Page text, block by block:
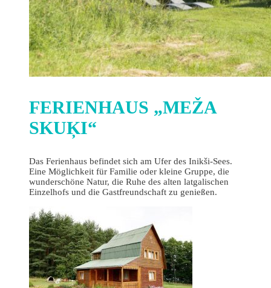
FERIENHAUS „MEŽA
SKUĶI“
Das Ferienhaus befindet sich am Ufer des Inikši-Sees.
Eine Möglichkeit für Familie oder kleine Gruppe, die
wunderschöne Natur, die Ruhe des alten latgalischen
Einzelhofs und die Gastfreundschaft zu genießen.